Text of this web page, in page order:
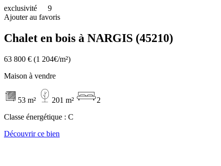
exclusivité
9
Ajouter au favoris
Chalet en bois à NARGIS (45210)
63 800 € (1 204€/m²)
Maison à vendre
53 m² 201 m²
2
Classe énergétique : C
Découvrir ce bien